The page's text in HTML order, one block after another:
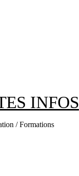
INFOS
/ Formations